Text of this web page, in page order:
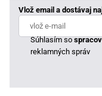
Vlož email a dostávaj
Súhlasím so
reklamných správ